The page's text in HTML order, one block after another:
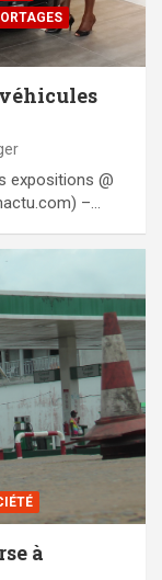
expositions @
–…
à